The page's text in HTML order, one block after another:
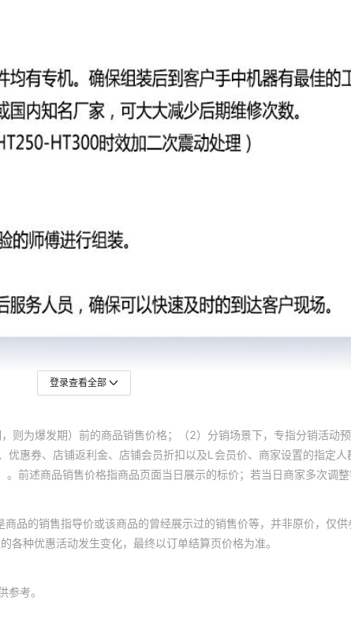
登录查看全部
则为爆发期）前的商品销售价格；（2）分销场景下，专指分销活动
惠券、店铺返利金、店铺会员折扣以及L会员价、商家设置的指定
前述商品销售价格指商品页面当日展示的标价；若当日商家多次调
品的销售指导价或该商品的曾经展示过的销售价等，并非原价，仅供
种优惠活动发生变化，最终以订单结算页价格为准。
考。